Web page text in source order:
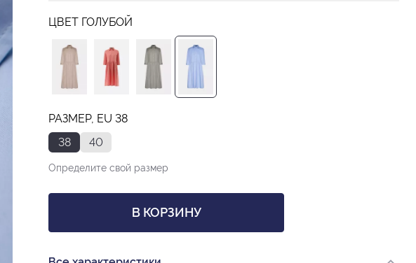
ЦВЕТ ГОЛУБОЙ
РАЗМЕР, EU 38
38
40
Определите свой размер
В КОРЗИНУ